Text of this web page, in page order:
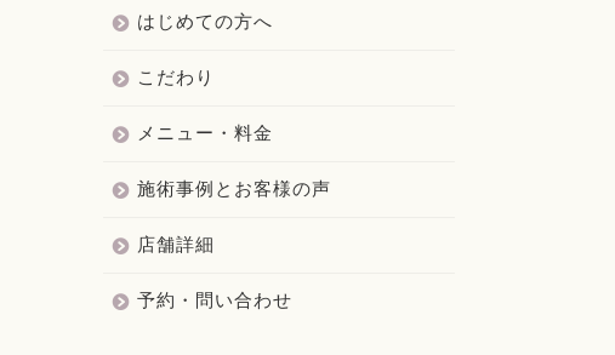
はじめての方へ
こだわり
メニュー・料金
施術事例とお客様の声
店舗詳細
予約・問い合わせ